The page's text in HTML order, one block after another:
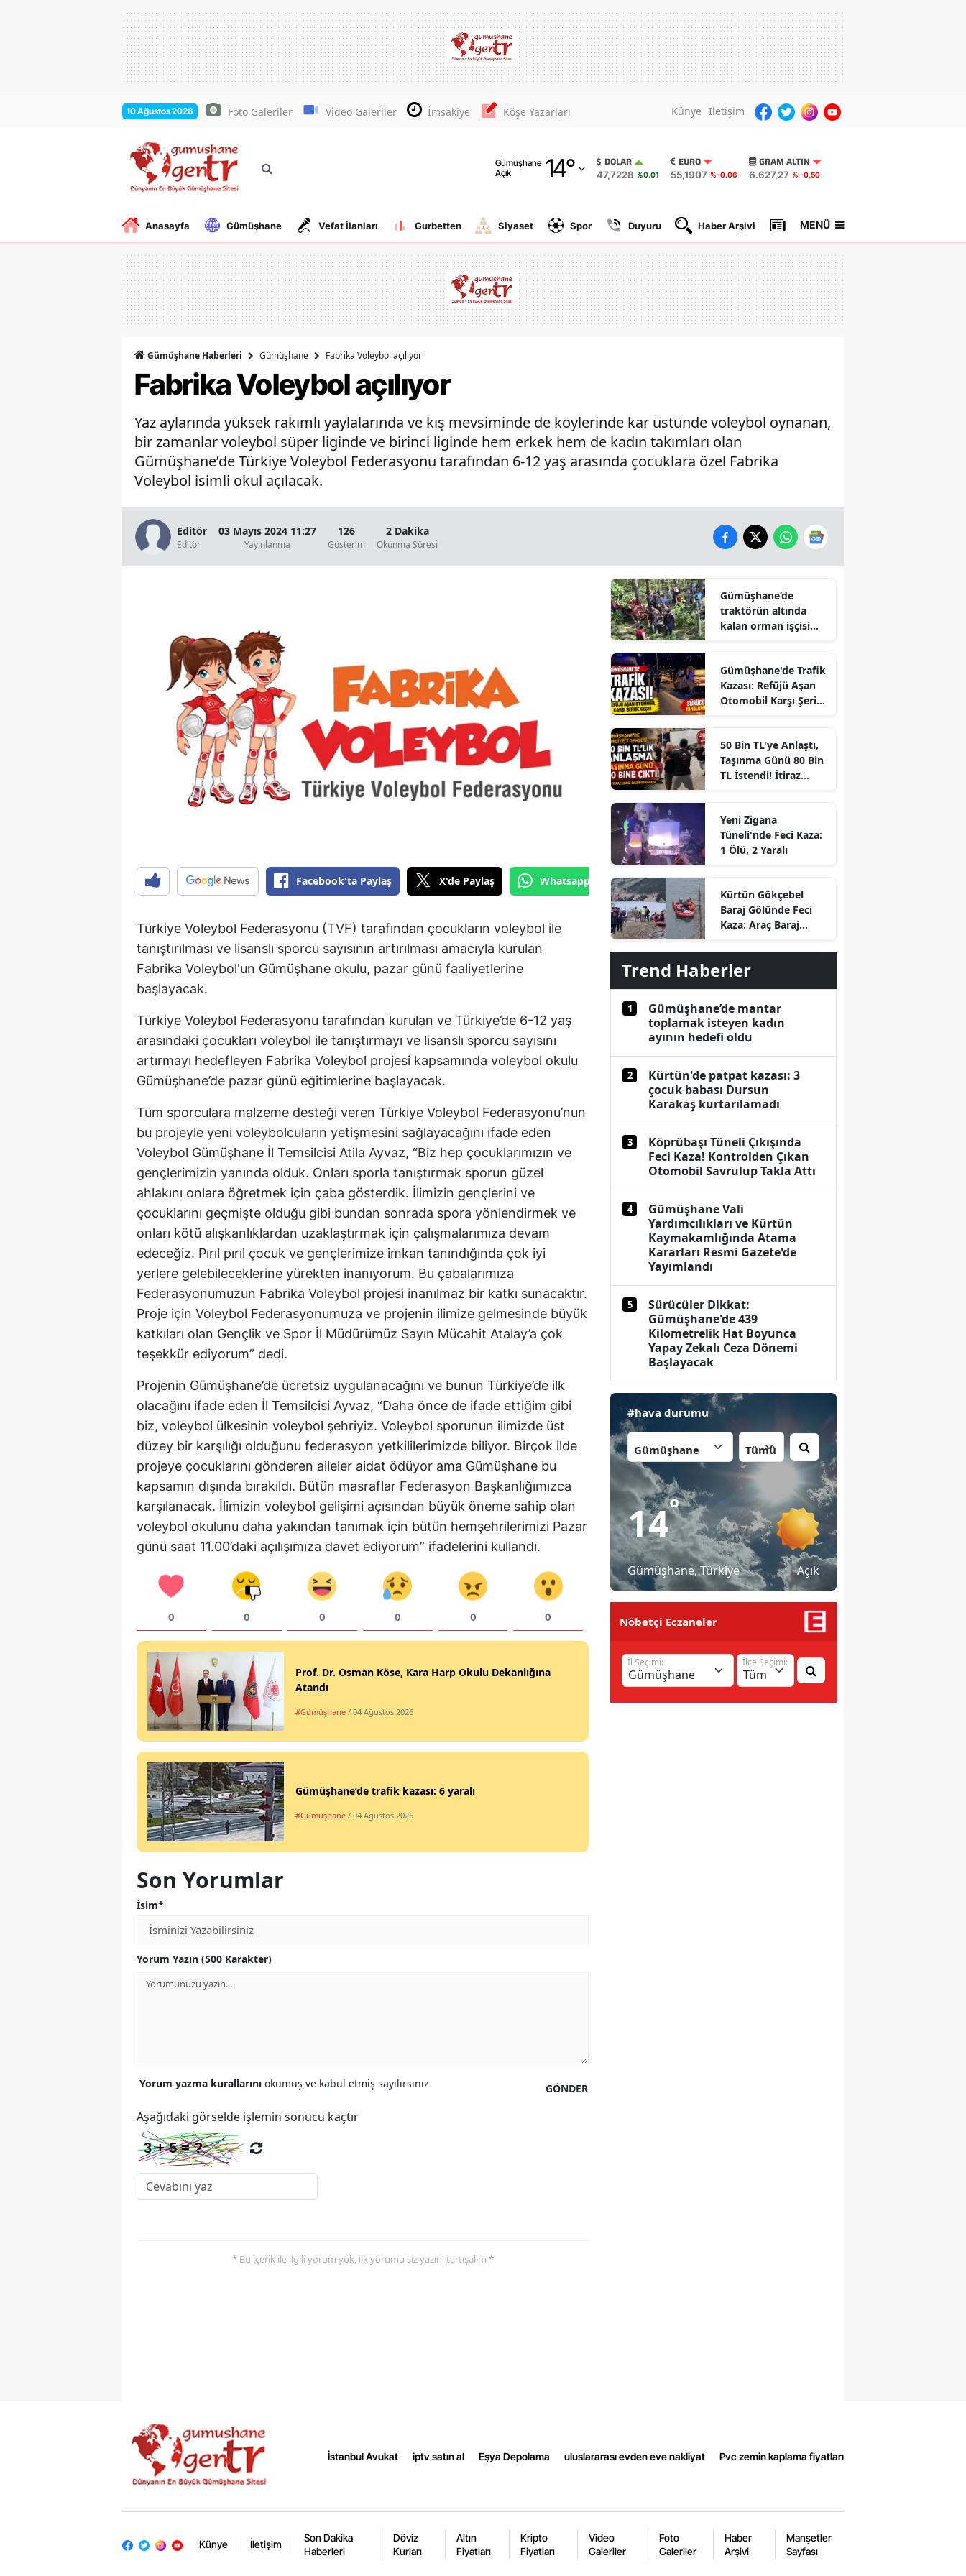
10 Ağustos 2026 Foto Galeriler Video Galeriler İmsakiye Köşe Yazarları Künye İletişim
Gümüşhane
Açık
14°
Adana
Adıyaman
Amasya
Antalya
Aydın
Balıkesir
Bolu
Burdur
Elazığ
Erzincan
Erzurum
Gümüşhane
Hakkari
Hatay
Isparta
İstanbul
İzmir
Kayseri
Kırşehir
Kocaeli
Konya
Kütahya
Malatya
Manisa
Mardin
Muğla
Nevşehir
Niğde
Ordu
Sakarya
Samsun
Tekirdağ
DOLAR
47,7228 %0.01
EURO
55,1907 %-0.06
GRAM ALTIN
6.627,27 % -0,50
Anasayfa Gümüşhane Vefat İlanları Gurbetten Siyaset Spor Duyuru Haber Arşivi Gazete Manşetleri
MENÜ
Gümüşhane Haberleri Gümüşhane Fabrika Voleybol açılıyor
Fabrika Voleybol açılıyor
Yaz aylarında yüksek rakımlı yaylalarında ve kış mevsiminde de köylerinde kar üstünde voleybol oynanan,
bir zamanlar voleybol süper liginde ve birinci liginde hem erkek hem de kadın takımları olan
Gümüşhane’de Türkiye Voleybol Federasyonu tarafından 6-12 yaş arasında çocuklara özel Fabrika
Voleybol isimli okul açılacak.
Editör
Editör
03 Mayıs 2024 11:27
Yayınlanma
126
Gösterim
2 Dakika
Okunma Süresi
Facebook'ta Paylaş X'de Paylaş Whatsapp'tan Gönder
Türkiye Voleybol Federasyonu (TVF) tarafından çocukların voleybol ile
tanıştırılması ve lisanslı sporcu sayısının artırılması amacıyla kurulan
Fabrika Voleybol'un Gümüşhane okulu, pazar günü faaliyetlerine
başlayacak.
Türkiye Voleybol Federasyonu tarafından kurulan ve Türkiye’de 6-12 yaş
arasındaki çocukları voleybol ile tanıştırmayı ve lisanslı sporcu sayısını
artırmayı hedefleyen Fabrika Voleybol projesi kapsamında voleybol okulu
Gümüşhane’de pazar günü eğitimlerine başlayacak.
Tüm sporculara malzeme desteği veren Türkiye Voleybol Federasyonu’nun
bu projeyle yeni voleybolcuların yetişmesini sağlayacağını ifade eden
Voleybol Gümüşhane İl Temsilcisi Atila Ayvaz, “Biz hep çocuklarımızın ve
gençlerimizin yanında olduk. Onları sporla tanıştırmak sporun güzel
ahlakını onlara öğretmek için çaba gösterdik. İlimizin gençlerini ve
çocuklarını geçmişte olduğu gibi bundan sonrada spora yönlendirmek ve
onları kötü alışkanlıklardan uzaklaştırmak için çalışmalarımıza devam
edeceğiz. Pırıl pırıl çocuk ve gençlerimize imkan tanındığında çok iyi
yerlere gelebileceklerine yürekten inanıyorum. Bu çabalarımıza
Federasyonumuzun Fabrika Voleybol projesi inanılmaz bir katkı sunacaktır.
Proje için Voleybol Federasyonumuza ve projenin ilimize gelmesinde büyük
katkıları olan Gençlik ve Spor İl Müdürümüz Sayın Mücahit Atalay’a çok
teşekkür ediyorum” dedi.
Projenin Gümüşhane’de ücretsiz uygulanacağını ve bunun Türkiye’de ilk
olacağını ifade eden İl Temsilcisi Ayvaz, “Daha önce de ifade ettiğim gibi
biz, voleybol ülkesinin voleybol şehriyiz. Voleybol sporunun ilimizde üst
düzey bir karşılığı olduğunu federasyon yetkililerimizde biliyor. Birçok ilde
projeye çocuklarını gönderen aileler aidat ödüyor ama Gümüşhane bu
kapsamın dışında bırakıldı. Bütün masraflar Federasyon Başkanlığımızca
karşılanacak. İlimizin voleybol gelişimi açısından büyük öneme sahip olan
voleybol okulunu daha yakından tanımak için bütün hemşehrilerimizi Pazar
günü saat 11.00’daki açılışımıza davet ediyorum” ifadelerini kullandı.
0 0 0 0 0 0
Prof. Dr. Osman Köse, Kara Harp Okulu Dekanlığına
Atandı
#Gümüşhane / 04 Ağustos 2026
Gümüşhane’de trafik kazası: 6 yaralı
#Gümüşhane / 04 Ağustos 2026
Son Yorumlar
İsim*
Yorum Yazın (500 Karakter)
GÖNDER
Yorum yazma kurallarını okumuş ve kabul etmiş sayılırsınız
Aşağıdaki görselde işlemin sonucu kaçtır
* Bu içerik ile ilgili yorum yok, ilk yorumu siz yazın, tartışalım *
Gümüşhane’de
traktörün altında
kalan orman işçisi
Gümüşhane'de Trafik
Kazası: Refüjü Aşan
Otomobil Karşı Şeride
50 Bin TL'ye Anlaştı,
Taşınma Günü 80 Bin
TL İstendi! İtiraz
Yeni Zigana
Tüneli'nde Feci Kaza:
1 Ölü, 2 Yaralı
Kürtün Gökçebel
Baraj Gölünde Feci
Kaza: Araç Baraj
Trend Haberler
1
Gümüşhane’de mantar
toplamak isteyen kadın
ayının hedefi oldu
2
Kürtün'de patpat kazası: 3
çocuk babası Dursun
Karakaş kurtarılamadı
3
Köprübaşı Tüneli Çıkışında
Feci Kaza! Kontrolden Çıkan
Otomobil Savrulup Takla Attı
4
Gümüşhane Vali
Yardımcılıkları ve Kürtün
Kaymakamlığında Atama
Kararları Resmi Gazete'de
Yayımlandı
5
Sürücüler Dikkat:
Gümüşhane'de 439
Kilometrelik Hat Boyunca
Yapay Zekalı Ceza Dönemi
Başlayacak
#hava durumu
14°
Gümüşhane, Türkiye Açık
Nöbetçi Eczaneler
İl Seçimi: İlçe Seçimi:
İstanbul Avukat iptv satın al Eşya Depolama uluslararası evden eve nakliyat Pvc zemin kaplama fiyatları
Künye İletişim
Son Dakika
Haberleri
Döviz
Kurları
Altın
Fiyatları
Kripto
Fiyatları
Video
Galeriler
Foto
Galeriler
Haber
Arşivi
Manşetler
Sayfası